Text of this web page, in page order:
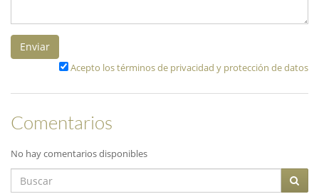
Enviar
Acepto los términos de privacidad y protección de datos
Comentarios
No hay comentarios disponibles